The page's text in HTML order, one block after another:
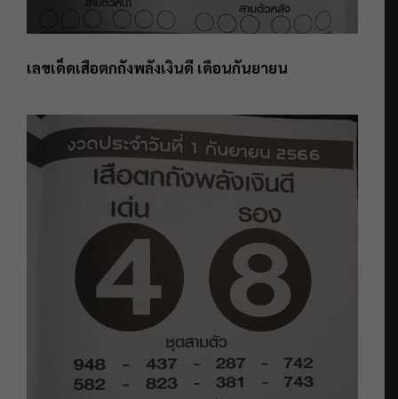
เลขเด็ดเสือตกถังพลังเงินดี เดือนกันยายน